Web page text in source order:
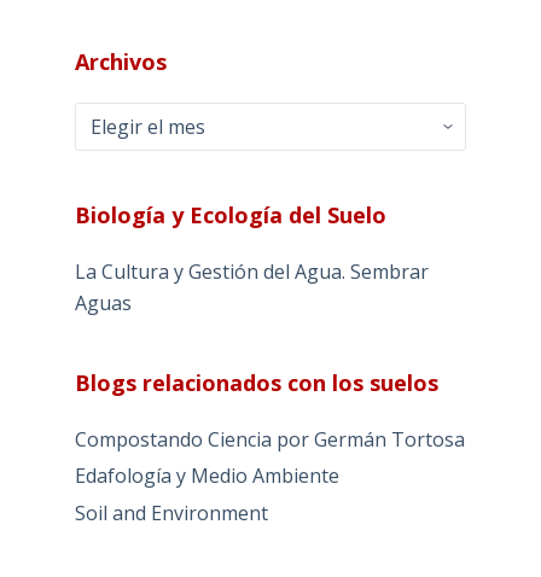
Archivos
Archivos
Biología y Ecología del Suelo
La Cultura y Gestión del Agua. Sembrar
Aguas
Blogs relacionados con los suelos
Compostando Ciencia por Germán Tortosa
Edafología y Medio Ambiente
Soil and Environment